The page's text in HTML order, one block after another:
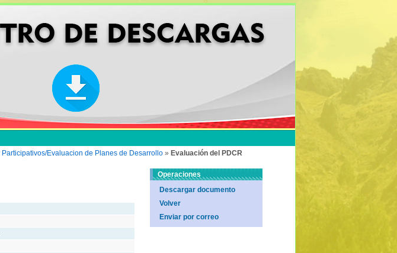
Evaluacion de Planes de Desarrollo » Evaluación del PDCR
Operaciones
Descargar documento
Volver
Enviar por correo